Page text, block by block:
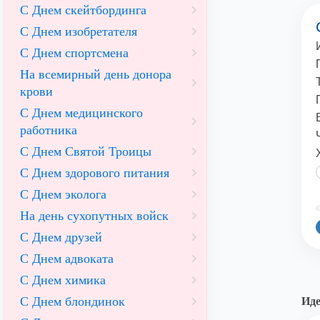
С Днем скейтбординга
С Днем изобретателя
С Днем спортсмена
На всемирный день донора
крови
С Днем медицинского
работника
С Днем Святой Троицы
С Днем здорового питания
С Днем эколога
На день сухопутных войск
С Днем друзей
С Днем адвоката
С Днем химика
С Днем блондинок